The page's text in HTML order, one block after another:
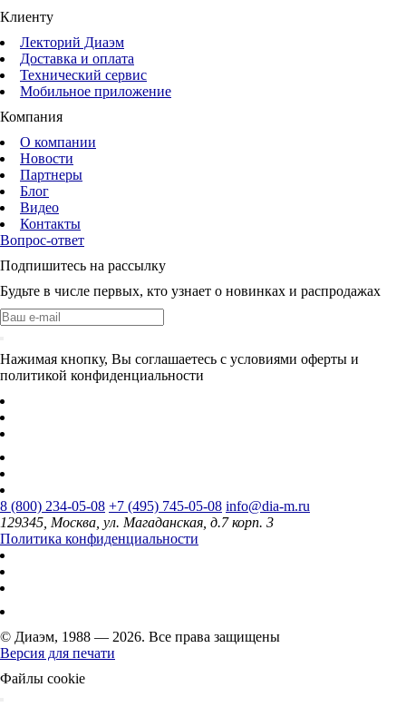
Клиенту
Лекторий Диаэм
Доставка и оплата
Технический сервис
Мобильное приложение
Компания
О компании
Новости
Партнеры
Блог
Видео
Контакты
Вопрос-ответ
Подпишитесь на рассылку
Будьте в числе первых, кто узнает о новинках и распродажах
Нажимая кнопку, Вы соглашаетесь с условиями оферты и
политикой конфиденциальности
8 (800) 234-05-08 +7 (495) 745-05-08 info@dia-m.ru
129345, Москва, ул. Магаданская, д.7 корп. 3
Политика конфиденциальности
© Диаэм, 1988 — 2026. Все права защищены
Версия для печати
Файлы cookie